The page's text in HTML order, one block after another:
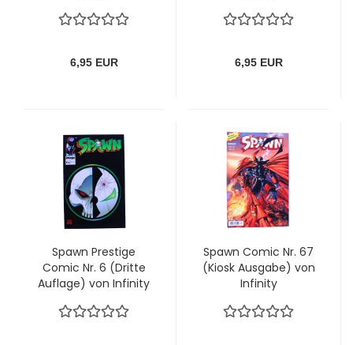
6,95 EUR 6,95 EUR
Spawn Prestige
Comic Nr. 6 (Dritte
Auflage) von Infinity
Spawn Comic Nr. 67
(Kiosk Ausgabe) von
Infinity